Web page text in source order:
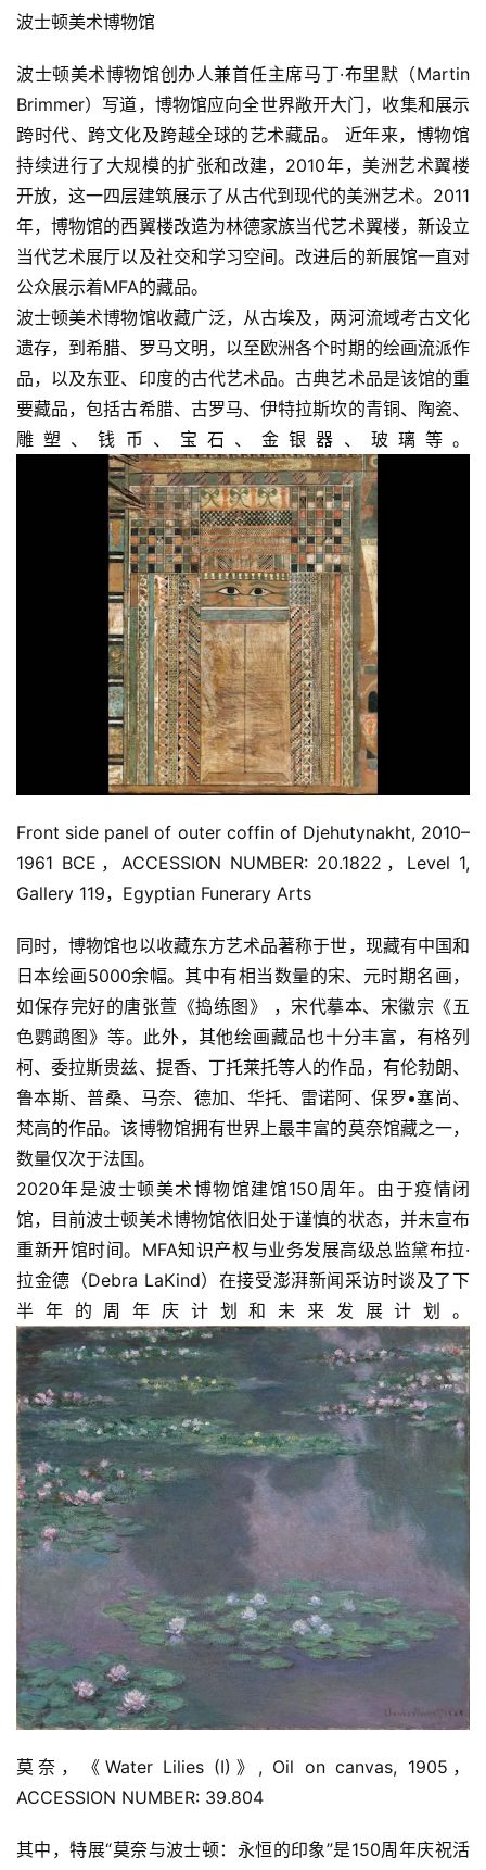
波士顿美术博物馆
波士顿美术博物馆创办人兼首任主席马丁·布里默（Martin
Brimmer）写道，博物馆应向全世界敞开大门，收集和展示
跨时代、跨文化及跨越全球的艺术藏品。 近年来，博物馆
持续进行了大规模的扩张和改建，2010年，美洲艺术翼楼
开放，这一四层建筑展示了从古代到现代的美洲艺术。2011
年，博物馆的西翼楼改造为林德家族当代艺术翼楼，新设立
当代艺术展厅以及社交和学习空间。改进后的新展馆一直对
公众展示着MFA的藏品。
波士顿美术博物馆收藏广泛，从古埃及，两河流域考古文化
遗存，到希腊、罗马文明，以至欧洲各个时期的绘画流派作
品，以及东亚、印度的古代艺术品。古典艺术品是该馆的重
要藏品，包括古希腊、古罗马、伊特拉斯坎的青铜、陶瓷、
雕塑、钱币、宝石、金银器、玻璃等。
Front side panel of outer coffin of Djehutynakht, 2010–
1961 BCE，ACCESSION NUMBER: 20.1822，Level 1,
Gallery 119，Egyptian Funerary Arts
同时，博物馆也以收藏东方艺术品著称于世，现藏有中国和
日本绘画5000余幅。其中有相当数量的宋、元时期名画，
如保存完好的唐张萱《捣练图》 ，宋代摹本、宋徽宗《五
色鹦鹉图》等。此外，其他绘画藏品也十分丰富，有格列
柯、委拉斯贵兹、提香、丁托莱托等人的作品，有伦勃朗、
鲁本斯、普桑、马奈、德加、华托、雷诺阿、保罗•塞尚、
梵高的作品。该博物馆拥有世界上最丰富的莫奈馆藏之一，
数量仅次于法国。
2020年是波士顿美术博物馆建馆150周年。由于疫情闭
馆，目前波士顿美术博物馆依旧处于谨慎的状态，并未宣布
重新开馆时间。MFA知识产权与业务发展高级总监黛布拉·
拉金德（Debra LaKind）在接受澎湃新闻采访时谈及了下
半年的周年庆计划和未来发展计划。
莫奈，《Water Lilies (I)》, Oil on canvas, 1905，
ACCESSION NUMBER: 39.804
其中，特展“莫奈与波士顿：永恒的印象”是150周年庆祝活